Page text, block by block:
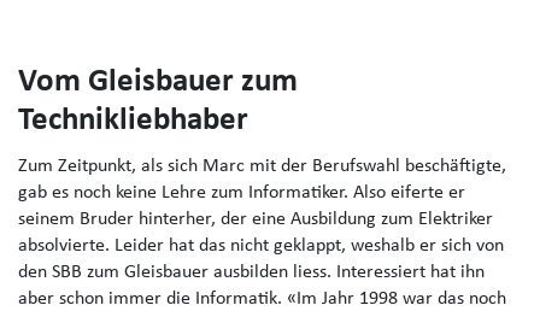
Vom Gleisbauer zum
Technikliebhaber
Zum Zeitpunkt, als sich Marc mit der Berufswahl beschäftigte,
gab es noch keine Lehre zum Informatiker. Also eiferte er
seinem Bruder hinterher, der eine Ausbildung zum Elektriker
absolvierte. Leider hat das nicht geklappt, weshalb er sich von
den SBB zum Gleisbauer ausbilden liess. Interessiert hat ihn
aber schon immer die Informatik. «Im Jahr 1998 war das noch